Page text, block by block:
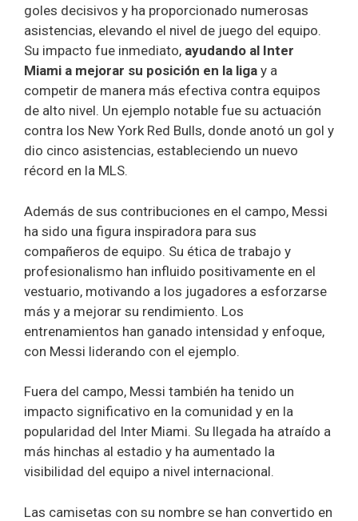
goles decisivos y ha proporcionado numerosas
asistencias, elevando el nivel de juego del equipo.
Su impacto fue inmediato, ayudando al Inter
Miami a mejorar su posición en la liga y a
competir de manera más efectiva contra equipos
de alto nivel. Un ejemplo notable fue su actuación
contra los New York Red Bulls, donde anotó un gol y
dio cinco asistencias, estableciendo un nuevo
récord en la MLS.
Además de sus contribuciones en el campo, Messi
ha sido una figura inspiradora para sus
compañeros de equipo. Su ética de trabajo y
profesionalismo han influido positivamente en el
vestuario, motivando a los jugadores a esforzarse
más y a mejorar su rendimiento. Los
entrenamientos han ganado intensidad y enfoque,
con Messi liderando con el ejemplo.
Fuera del campo, Messi también ha tenido un
impacto significativo en la comunidad y en la
popularidad del Inter Miami. Su llegada ha atraído a
más hinchas al estadio y ha aumentado la
visibilidad del equipo a nivel internacional.
Las camisetas con su nombre se han convertido en